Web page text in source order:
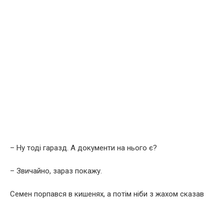
– Ну тоді гаразд. А документи на нього є?
– Звичайно, зараз покажу.
Семен порпався в кишенях, а потім ніби з жахом сказав